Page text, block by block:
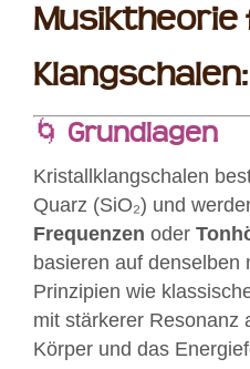
Klangschalen:
🌀 Grundlagen
Kristallklangschalen
Quarz (SiO₂) und
Frequenzen oder
basieren auf denselben
Prinzipien wie
mit stärkerer Resonanz
Körper und das